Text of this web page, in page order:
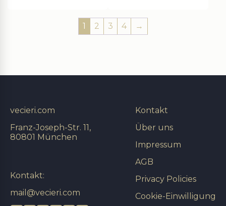
1 2 3 4 →
Kontakt
Über uns
Impressum
AGB
Privacy Policies
Cookie-Einwilligung
vecieri.com
Franz-Joseph-Str. 11,
80801 München
Kontakt:
mail@vecieri.com